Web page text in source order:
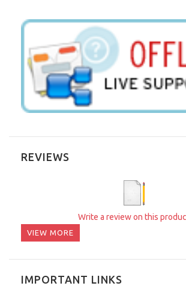
REVIEWS
Write a review on this
VIEW MORE
IMPORTANT LINKS